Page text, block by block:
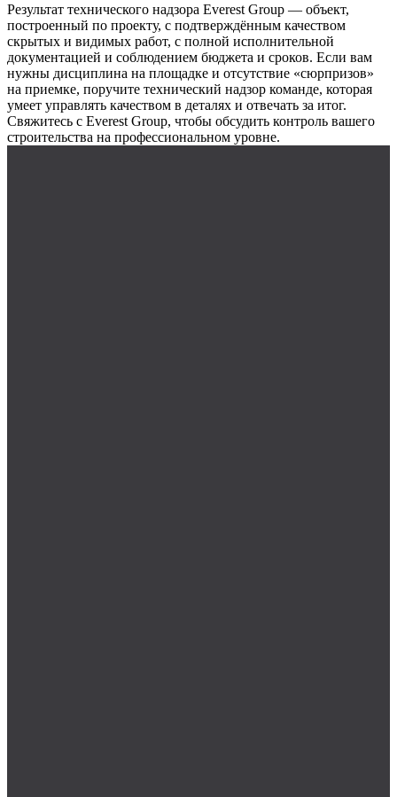
Результат технического надзора Everest Group — объект,
построенный по проекту, с подтверждённым качеством
скрытых и видимых работ, с полной исполнительной
документацией и соблюдением бюджета и сроков. Если вам
нужны дисциплина на площадке и отсутствие «сюрпризов»
на приемке, поручите технический надзор команде, которая
умеет управлять качеством в деталях и отвечать за итог.
Свяжитесь с Everest Group, чтобы обсудить контроль вашего
строительства на профессиональном уровне.